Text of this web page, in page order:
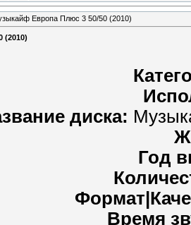
Европа Плюс 3 50/50 (2010)
(2010)
диска:
Год
Время